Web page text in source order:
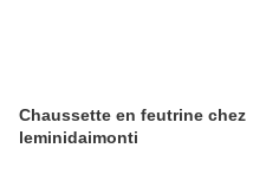
Chaussette en feutrine chez
leminidaimonti